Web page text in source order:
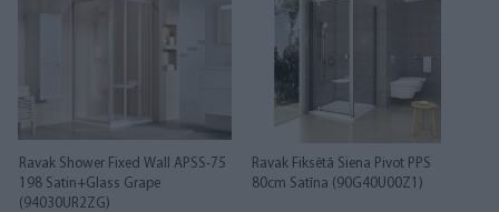
Ravak Shower Fixed Wall APSS-75
198 Satin+Glass Grape
(94030UR2ZG)
Ravak Fiksētā Siena Pivot PPS
80cm Satīna (90G40U00Z1)